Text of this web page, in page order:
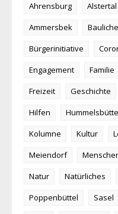
Ahrensburg Alstertal
Ammersbek
Bürgerinitiative
Engagement
Familie
Freizeit
Geschichte
Hilfen
Kolumne
Kultur
Meiendorf
Natur
Natürliches
Poppenbüttel
Sasel